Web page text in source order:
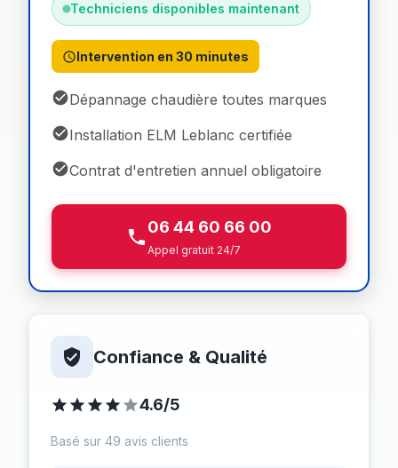
Techniciens disponibles maintenant
Intervention en 30 minutes
Dépannage chaudière toutes marques
Installation ELM Leblanc certifiée
Contrat d'entretien annuel obligatoire
06 44 60 66 00
Appel gratuit 24/7
Confiance & Qualité
4.6/5
Basé sur 49 avis clients